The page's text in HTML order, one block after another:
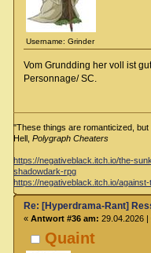
Username: Grinder
Vom Grundding her voll ist
Personnage/ SC.
"These things are romanticized,
Hell,Polygraph Cheaters
https://negativeblack.itch.io/the-
shadowdark-rpg
https://negativeblack.itch.io/
Quaint
Re: [Hyperdrama-Rant]
« Antwort #36 am: 29.04.2026 |